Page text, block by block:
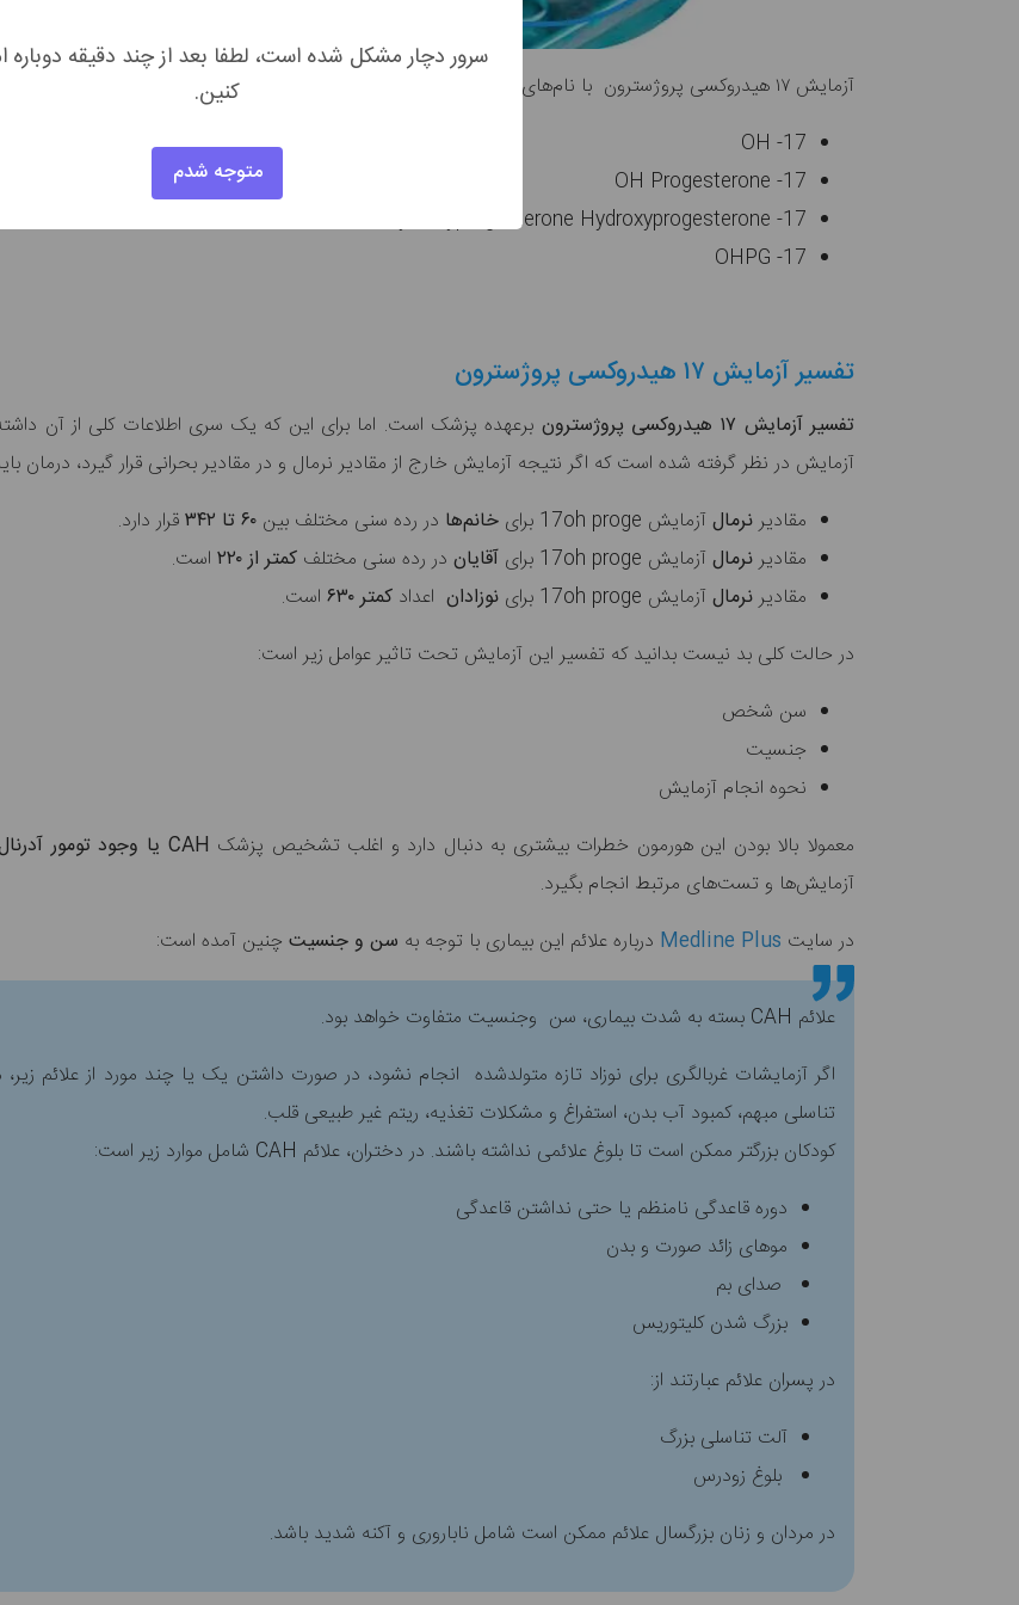
آزمایش ۱۷ هیدروکسی پروژسترون با نام‌های زیر نیز شناخته می‌شود:
17- OH
17- OH Progesterone
17- Hydroxyprogesterone Hydroxyprogesterone
17- OHPG
تفسیر آزمایش ۱۷ هیدروکسی پروژسترون
تفسیر آزمایش ۱۷ هیدروکسی پروژسترون
برعهده پزشک است. اما برای این که یک سری اطلاعات کلی از آن داشته
آزمایش در نظر گرفته شده است که اگر نتیجه آزمایش خارج از مقادیر نرمال و در مقادیر بحرانی قرار گیرد، درمان
مقادیرنرمال آزمایش 17oh proge برای خانم‌ها در رده سنی مختلف بین ۶۰ تا ۳۴۲
قرار دارد.
مقادیرنرمال آزمایش 17oh proge برای آقایان در رده سنی مختلف کمتر از ۲۲۰
است.
مقادیرنرمال آزمایش 17oh proge برای نوزادان اعداد کمتر ۶۳۰
است.
در حالت کلی بد نیست بدانید که تفسیر این آزمایش تحت تاثیر عوامل زیر است:
سن شخص
جنسیت
نحوه انجام آزمایش
معمولا بالا بودن این هورمون خطرات بیشتری به دنبال دارد و اغلب تشخیص پزشک CAH یا وجود تومور آدرنال
آزمایش‌ها و تست‌های مرتبط انجام بگیرد.
در سایت Medline Plus درباره علائم این بیماری با توجه به سن و جنسیت چنین آمده است:
علائم CAH بسته به شدت بیماری، سن وجنسیت متفاوت خواهد بود.
اگر آزمایشات غربالگری برای نوزاد تازه متولدشده انجام نشود، در صورت داشتن یک یا چند مورد از علائم
تناسلی مبهم، کمبود آب بدن، استفراغ و مشکلات تغذیه، ریتم غیر طبیعی قلب.
کودکان بزرگتر ممکن است تا بلوغ علائمی نداشته باشند. در دختران، علائم CAH شامل موارد زیر است:
دوره قاعدگی نامنظم یا حتی نداشتن قاعدگی
موهای زائد صورت و بدن
صدای بم
بزرگ شدن کلیتوریس
در پسران علائم عبارتند از:
آلت تناسلی بزرگ
بلوغ زودرس
در مردان و زنان بزرگسال علائم ممکن است شامل ناباروری و آکنه شدید باشد.
سرور دچار مشکل شده است، لطفا بعد از چند دقیقه دوباره
کنین.
متوجه شدم